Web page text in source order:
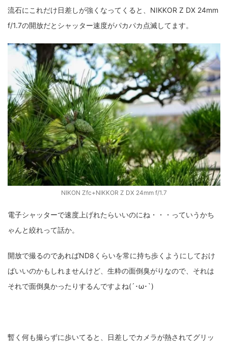
流石にこれだけ日差しが強くなってくると、NIKKOR Z DX 24mm
f/1.7の開放だとシャッター速度がパカパカ点滅してます。
NIKON Zfc+NIKKOR Z DX 24mm f/1.7
電子シャッターで速度上げれたらいいのにね・・・っていうかち
ゃんと絞れって話か。
開放で撮るのであればND8くらいを常に持ち歩くようにしておけ
ばいいのかもしれませんけど、生粋の面倒臭がりなので、それは
それで面倒臭かったりするんですよね(´･ω･`)
暫く何も撮らずに歩いてると、日差しでカメラが熱されてグリッ